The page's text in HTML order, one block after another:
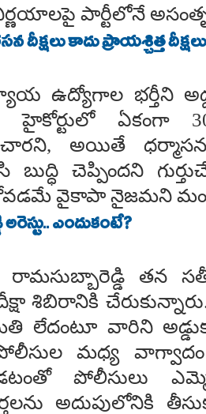
పార్టీలోనే
కాదు ప్రాయశ్చిత్త
ఉద్యోగాల భర్తీని
హైకోర్టులో ఏకంగా
అయితే
చెప్పిందని
వైకాపా నైజమని
ఎందుకంటే?
రామసుబ్బారెడ్డి తన
శిబిరానికి
లేదంటూ వారిని
మధ్య వాగ్వాదం
పోలీసులు
అదుపులోనికి